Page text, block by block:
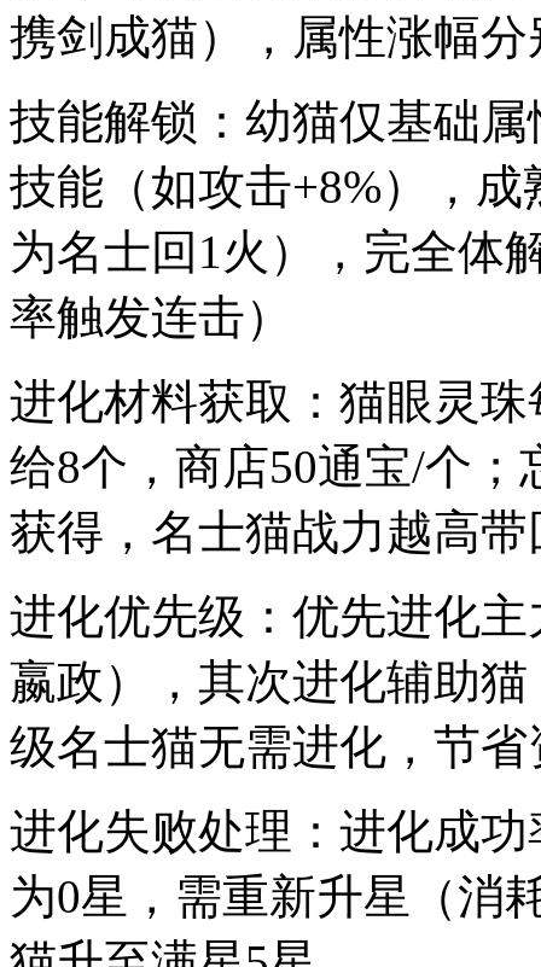
携剑成猫），属性涨幅分
技能解锁：幼猫仅基础
技能（如攻击+8%），
为名士回1火），完全体
率触发连击）
进化材料获取：猫眼灵
给8个，商店50通宝/个
获得，名士猫战力越高带
进化优先级：优先进化
嬴政），其次进化辅助
级名士猫无需进化，节省
进化失败处理：进化成
为0星，需重新升星（消